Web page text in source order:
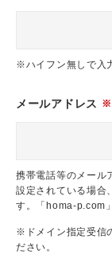
※ハイフン無しで入
メールアドレス ※
携帯電話等のメール
設定されている場合
す。「homa-p.com
※ドメイン指定受信
ださい。